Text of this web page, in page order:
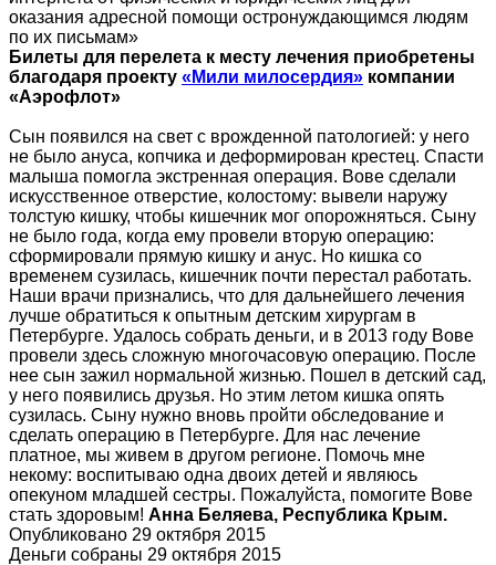
оказания адресной помощи остронуждающимся людям
по их письмам»
Билеты для перелета к месту лечения приобретены
благодаря проекту «Мили милосердия» компании
«Аэрофлот»
Сын появился на свет с врожденной патологией: у него
не было ануса, копчика и деформирован крестец. Спасти
малыша помогла экстренная операция. Вове сделали
искусственное отверстие, колостому: вывели наружу
толстую кишку, чтобы кишечник мог опорожняться. Сыну
не было года, когда ему провели вторую операцию:
сформировали прямую кишку и анус. Но кишка со
временем сузилась, кишечник почти перестал работать.
Наши врачи признались, что для дальнейшего лечения
лучше обратиться к опытным детским хирургам в
Петербурге. Удалось собрать деньги, и в 2013 году Вове
провели здесь сложную многочасовую операцию. После
нее сын зажил нормальной жизнью. Пошел в детский сад,
у него появились друзья. Но этим летом кишка опять
сузилась. Сыну нужно вновь пройти обследование и
сделать операцию в Петербурге. Для нас лечение
платное, мы живем в другом регионе. Помочь мне
некому: воспитываю одна двоих детей и являюсь
опекуном младшей сестры. Пожалуйста, помогите Вове
стать здоровым! Анна Беляева, Республика Крым.
Опубликовано 29 октября 2015
Деньги собраны 29 октября 2015